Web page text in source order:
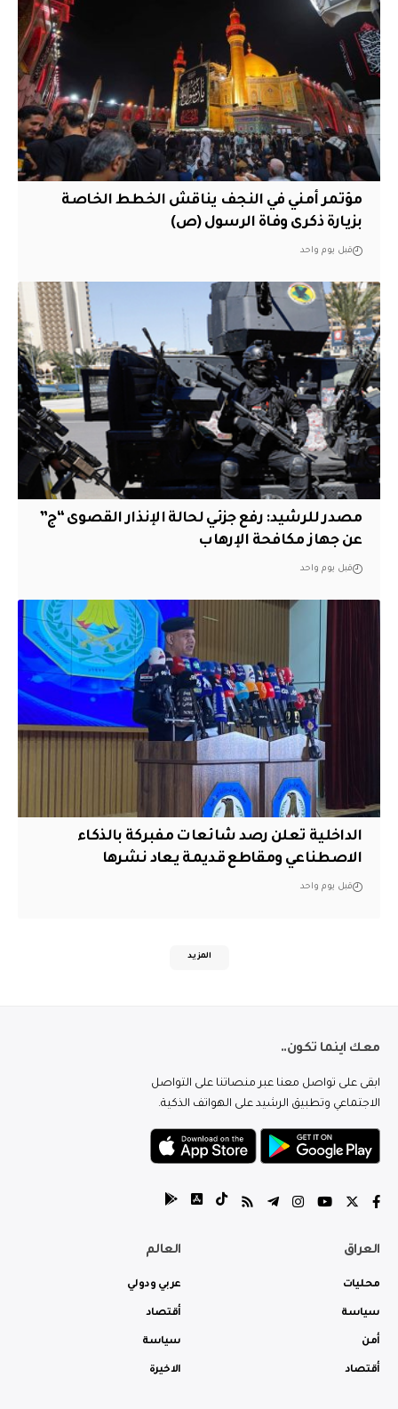
مؤتمر أمني في النجف يناقش الخطط الخاصة
بزيارة ذكرى وفاة الرسول (ص)
قبل يوم واحد
مصدر للرشيد: رفع جزئي لحالة الإنذار القصوى “ج”
عن جهاز مكافحة الإرهاب
قبل يوم واحد
الداخلية تعلن رصد شائعات مفبركة بالذكاء
الاصطناعي ومقاطع قديمة يعاد نشرها
قبل يوم واحد
المزيد
معك اينما تكون..
ابقى على تواصل معنا عبر منصاتنا على التواصل
الاجتماعي وتطبيق الرشيد على الهواتف الذكية.
العراق
محليات
سياسة
أمن
أقتصاد
العالم
عربي ودولي
أقتصاد
سياسة
الاخيرة